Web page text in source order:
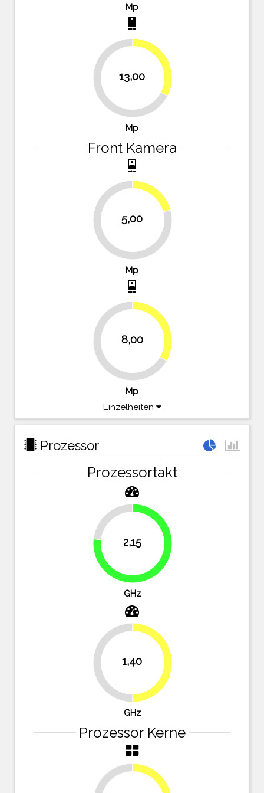
Mp
camera_rear
13,00
67.5%
32.5%
Mp
Front Kamera
camera_front
5,00
79.2%
20.8%
Mp
camera_front
8,00
66.7%
33.3%
Mp
Einzelheiten
Prozessor
Prozessortakt
2,15
23.2%
76.8%
GHz
1,40
GHz
Prozessor Kerne